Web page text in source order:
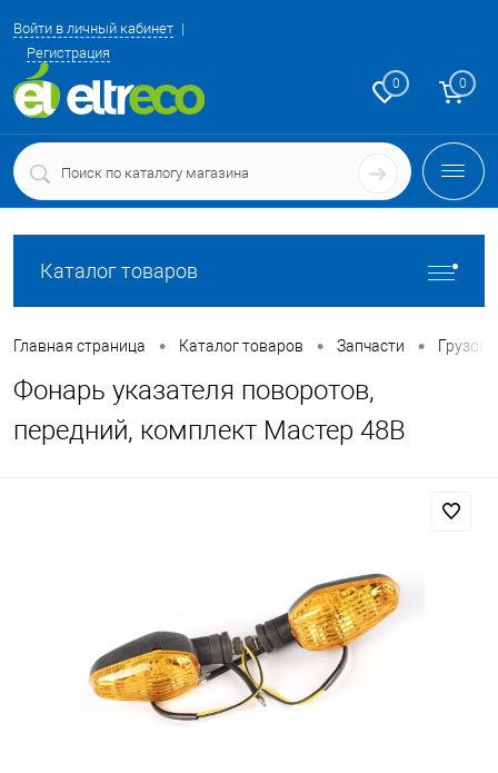
Войти в личный кабинет
Регистрация
0 0
Каталог товаров
Главная страница • Каталог товаров • Запчасти •
Фонарь указателя поворотов,
передний, комплект Мастер 48В